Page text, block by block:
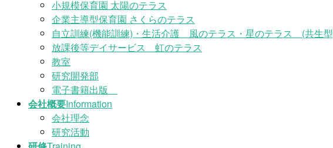
小規模保育園 太陽のテラス
企業主導型保育園 さくらのテラス
自立訓練(機能訓練)・生活介護 風のテラス・星のテラス (共生
放課後等デイサービス 虹のテラス
教室
研究開発部
電子書籍出版
会社概要Information
会社理念
研究活動